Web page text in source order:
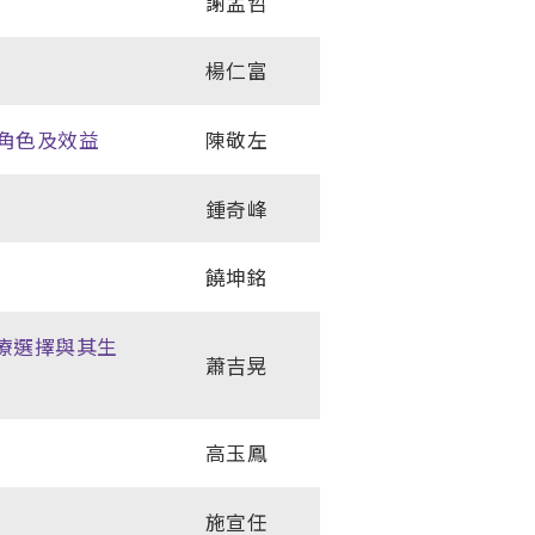
楊仁富
色及效益 陳敬左
鍾奇峰
饒坤銘
選擇與其生
蕭吉晃
高玉鳳
施宣任